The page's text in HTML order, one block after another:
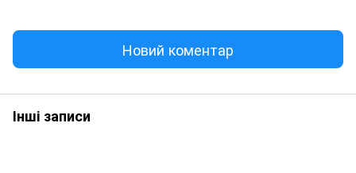
Новий коментар
Інші записи